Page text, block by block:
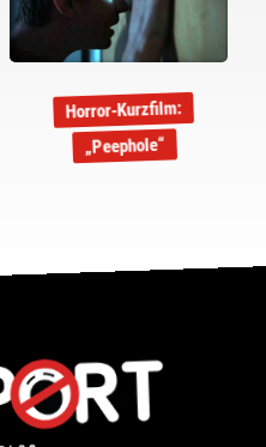
Horror-Kurzfilm:
„Peephole“